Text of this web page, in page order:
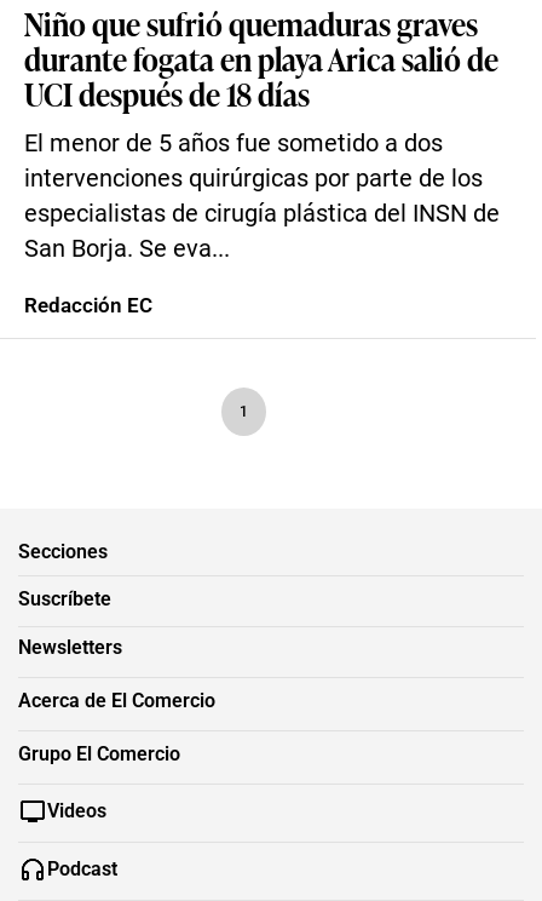
Niño que sufrió quemaduras graves
durante fogata en playa Arica salió de
UCI después de 18 días
El menor de 5 años fue sometido a dos
intervenciones quirúrgicas por parte de los
especialistas de cirugía plástica del INSN de
San Borja. Se eva...
Redacción EC
1
Secciones
Suscríbete
Newsletters
Acerca de El Comercio
Grupo El Comercio
Videos
Podcast